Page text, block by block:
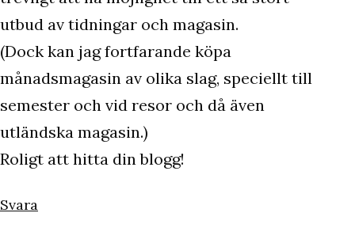
utbud av tidningar och magasin.
(Dock kan jag fortfarande köpa
månadsmagasin av olika slag, speciellt till
semester och vid resor och då även
utländska magasin.)
Roligt att hitta din blogg!
Svara